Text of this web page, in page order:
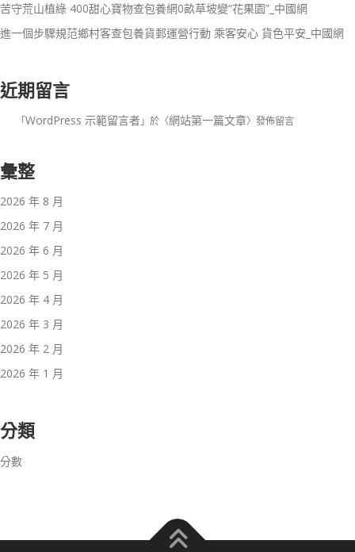
苦守荒山植綠 400甜心寶物查包養網0畝草坡變“花果園”_中國網
進一個步驟規范鄉村客查包養貨郵運營行動 乘客安心 貨色平安_中國網
近期留言
「WordPress 示範留言者」於〈網站第一篇文章〉發佈留言
彙整
2026 年 8 月
2026 年 7 月
2026 年 6 月
2026 年 5 月
2026 年 4 月
2026 年 3 月
2026 年 2 月
2026 年 1 月
分類
分數